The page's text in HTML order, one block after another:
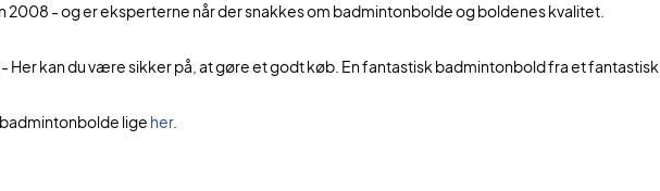
- og er eksperterne når der snakkes om badmintonbolde og boldenes kvalitet.
kan du være sikker på, at gøre et godt køb. En fantastisk badmintonbold fra et fantastisk
lige her.